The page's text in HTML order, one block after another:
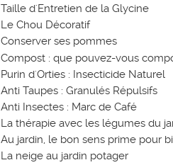
Taille d'Entretien de la Glycine
Le Chou Décoratif
Conserver ses pommes
Compost : que pouvez-vous
Purin d'Orties : Insecticide Naturel
Anti Taupes : Granulés Répulsifs
Anti Insectes : Marc de Café
La thérapie avec les légumes du
Au jardin, le bon sens prime pour
La neige au jardin potager